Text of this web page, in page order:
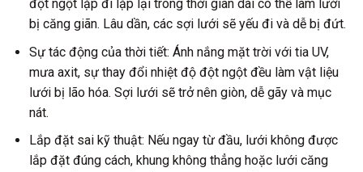
đột ngột lặp đi lặp lại trong thời gian dài có thể làm lưới
bị căng giãn. Lâu dần, các sợi lưới sẽ yếu đi và dễ bị đứt.
Sự tác động của thời tiết: Ánh nắng mặt trời với tia UV,
mưa axit, sự thay đổi nhiệt độ đột ngột đều làm vật liệu
lưới bị lão hóa. Sợi lưới sẽ trở nên giòn, dễ gãy và mục
nát.
Lắp đặt sai kỹ thuật: Nếu ngay từ đầu, lưới không được
lắp đặt đúng cách, khung không thẳng hoặc lưới căng